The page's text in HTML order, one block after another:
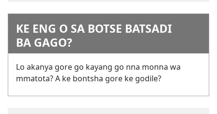
KE ENG O SA BOTSE BATSADI
BA GAGO?
Lo akanya gore go kayang go nna monna wa
mmatota? A ke bontsha gore ke godile?